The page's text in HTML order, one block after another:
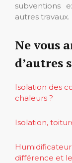
subventions
autres travaux.
Ne vous
d’autres
Isolation des
chaleurs ?
Isolation,
différence et